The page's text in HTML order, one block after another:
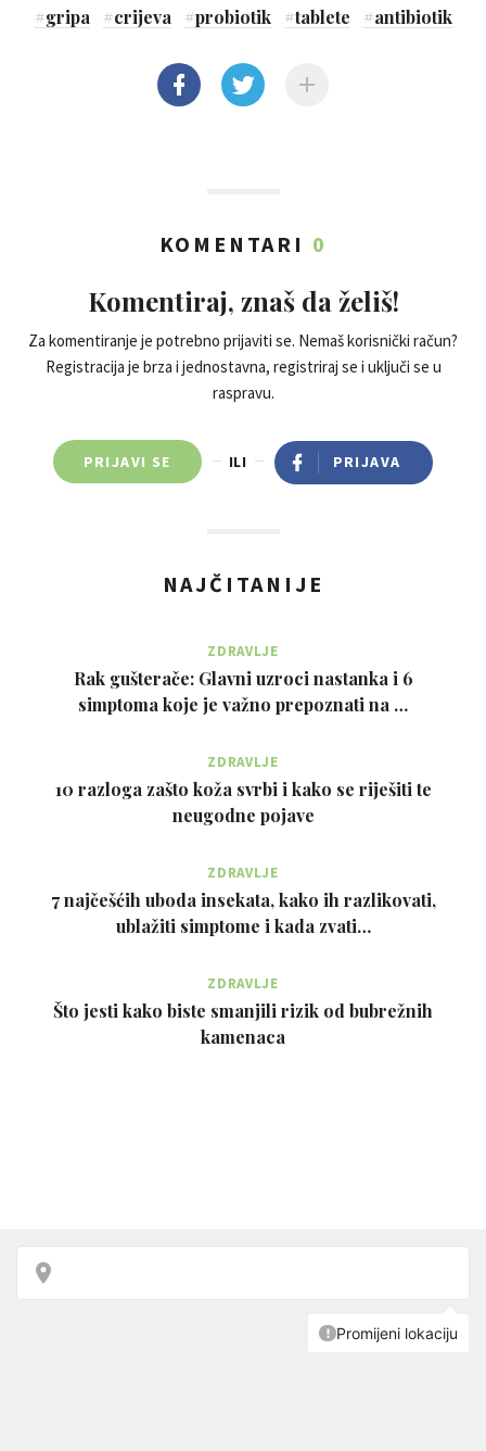
#gripa #crijeva #probiotik #tablete #antibiotik
KOMENTARI 0
Komentiraj, znaš da želiš!
Za komentiranje je potrebno prijaviti se. Nemaš korisnički račun?
Registracija je brza i jednostavna, registriraj se i uključi se u
raspravu.
PRIJAVI SE ILI PRIJAVA
NAJČITANIJE
ZDRAVLJE
Rak gušterače: Glavni uzroci nastanka i 6
simptoma koje je važno prepoznati na …
ZDRAVLJE
10 razloga zašto koža svrbi i kako se riješiti te
neugodne pojave
ZDRAVLJE
7 najčešćih uboda insekata, kako ih razlikovati,
ublažiti simptome i kada zvati…
ZDRAVLJE
Što jesti kako biste smanjili rizik od bubrežnih
kamenaca